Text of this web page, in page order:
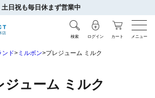
土日祝も毎日休まず営業中
検索 ログイン カート メニュー
ンド ミルボン プレジューム ミルク
ジューム ミルク